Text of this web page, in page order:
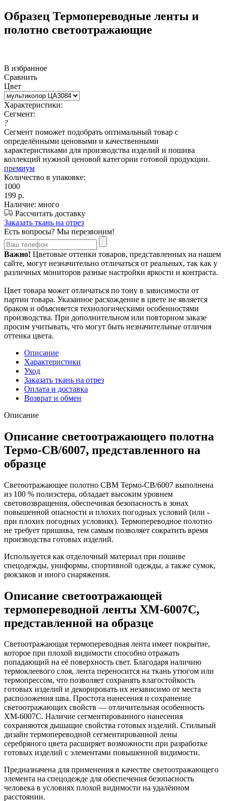
Образец Термопереводные ленты и
полотно светоотражающие
В избранное
Сравнить
Цвет
Характеристики:
Сегмент:
?
Сегмент поможет подобрать оптимальный товар с
определёнными ценовыми и качественными
характеристиками для производства изделий и пошива
коллекций нужной ценовой категории готовой продукции.
премиум
Количество в упаковке:
1000
199 р.
Наличие: много
Рассчитать доставку
Заказать ткань на отрез
Есть вопросы? Мы перезвоним!
Важно! Цветовые оттенки товаров, представленных на нашем
сайте, могут незначительно отличаться от реальных, так как у
различных мониторов разные настройки яркости и контраста.
Цвет товара может отличаться по тону в зависимости от
партии товара. Указанное расхождение в цвете не является
браком и объясняется технологическими особенностями
производства. При дополнительном или повторном заказе
просим учитывать, что могут быть незначительные отличия
оттенка цвета.
Описание
Характеристики
Уход
Заказать ткань на отрез
Оплата и доставка
Возврат и обмен
Описание
Описание светоотражающего полотна
Термо-СВ/6007, представленного на
образце
Светоотражающее полотно СВМ Термо-СВ/6007 выполнена
из 100 % полиэстера, обладает высоким уровнем
световозвращения, обеспечивая безопасность в зонах
повышенной опасности и плохих погодных условий (или -
при плохих погодных условиях). Термопереводное полотно
не требует пришива, тем самым позволяет сократить время
производства готовых изделий.
Используется как отделочный материал при пошиве
спецодежды, униформы, спортивной одежды, а также сумок,
рюкзаков и иного снаряжения.
Описание светоотражающей
термопереводной ленты ХМ-6007С,
представленной на образце
Светоотражающая термопереводная лента имеет покрытие,
которое при плохой видимости способно отражать
попадающий на её поверхность свет. Благодаря наличию
термоклеевого слоя, лента переносится на ткань утюгом или
термопрессом, что позволяет сохранять влагостойкость
готовых изделий и декорировать их независимо от места
расположения шва. Простота нанесения и сохранение
светоотражающих свойств — отличительная особенность
ХМ-6007С. Наличие сегментированного нанесения
сохраняются дышащие свойства готовых изделий. Стильный
дизайн термопереводной сегментированной лены
серебряного цвета расширяет возможности при разработке
готовых изделий с элементами повышенной видимости.
Предназначена для применения в качестве светоотражающего
элемента на спецодежде для обеспечения безопасность
человека в условиях плохой видимости на удалённом
расстоянии.